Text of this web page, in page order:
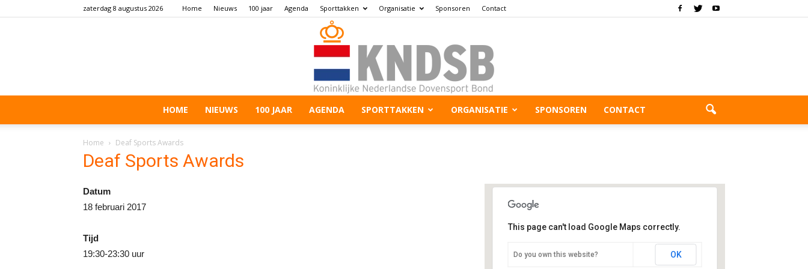
zaterdag 8 augustus 2026 Home Nieuws 100 jaar Agenda Sporttakken Organisatie Sponsoren Contact
HOME NIEUWS 100 JAAR AGENDA SPORTTAKKEN ORGANISATIE SPONSOREN CONTACT
Home Deaf Sports Awards
Deaf Sports Awards
SWeDoRo
This page can't load Google Maps correctly.
Do you own this website? OK
Datum
18 februari 2017
Tijd
19:30-23:30 uur